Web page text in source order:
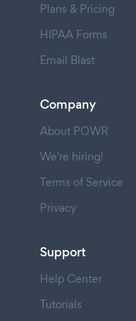
Plans & Pricing
HIPAA Forms
Email Blast
Company
About POWR
We're hiring!
Terms of Service
Privacy
Support
Help Center
Tutorials